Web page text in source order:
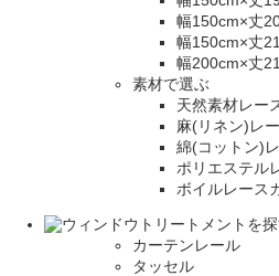
幅150cm×丈
幅150cm×丈
幅200cm×丈
素材で選ぶ
天然素材レー
麻(リネン)レ
綿(コットン)
ポリエステル
ボイルレース
カーテンレール
タッセル